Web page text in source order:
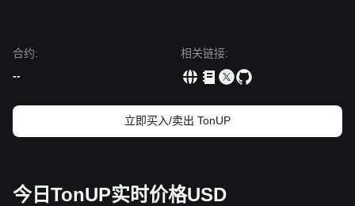
• 等待价格成功突破并站稳
$0.0210这一阻力位后，再在回踩测
虑小仓位分批进入。
• 若价格突破$0.0210阻力位，可能形成新的上行趋势。下一目
生态系统的长期潜力或可支撑投资者在回调期间逐步分批增
合约:
--
相关链接:
立即买入/卖出 TonUP
今日TonUP实时价格USD